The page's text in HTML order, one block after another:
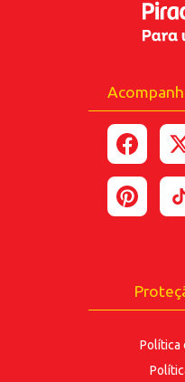
Política